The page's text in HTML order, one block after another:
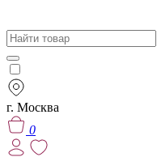
г. Москва
0